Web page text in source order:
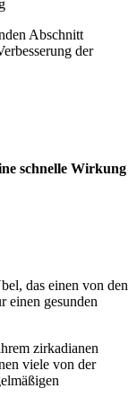
Abschnitt
der
schnelle Wirkung
das einen von den
einen gesunden
zirkadianen
viele von der